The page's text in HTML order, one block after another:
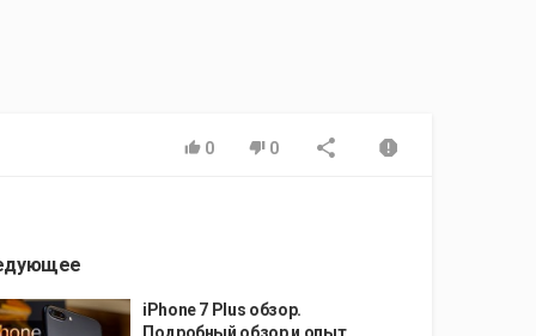
0 0
iPhone 7 Plus обзор.